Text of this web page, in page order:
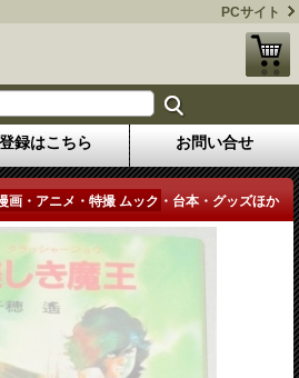
PCサイト
録はこちら お問い合せ
画・アニメ・特撮 ムック・台本・グッズほか